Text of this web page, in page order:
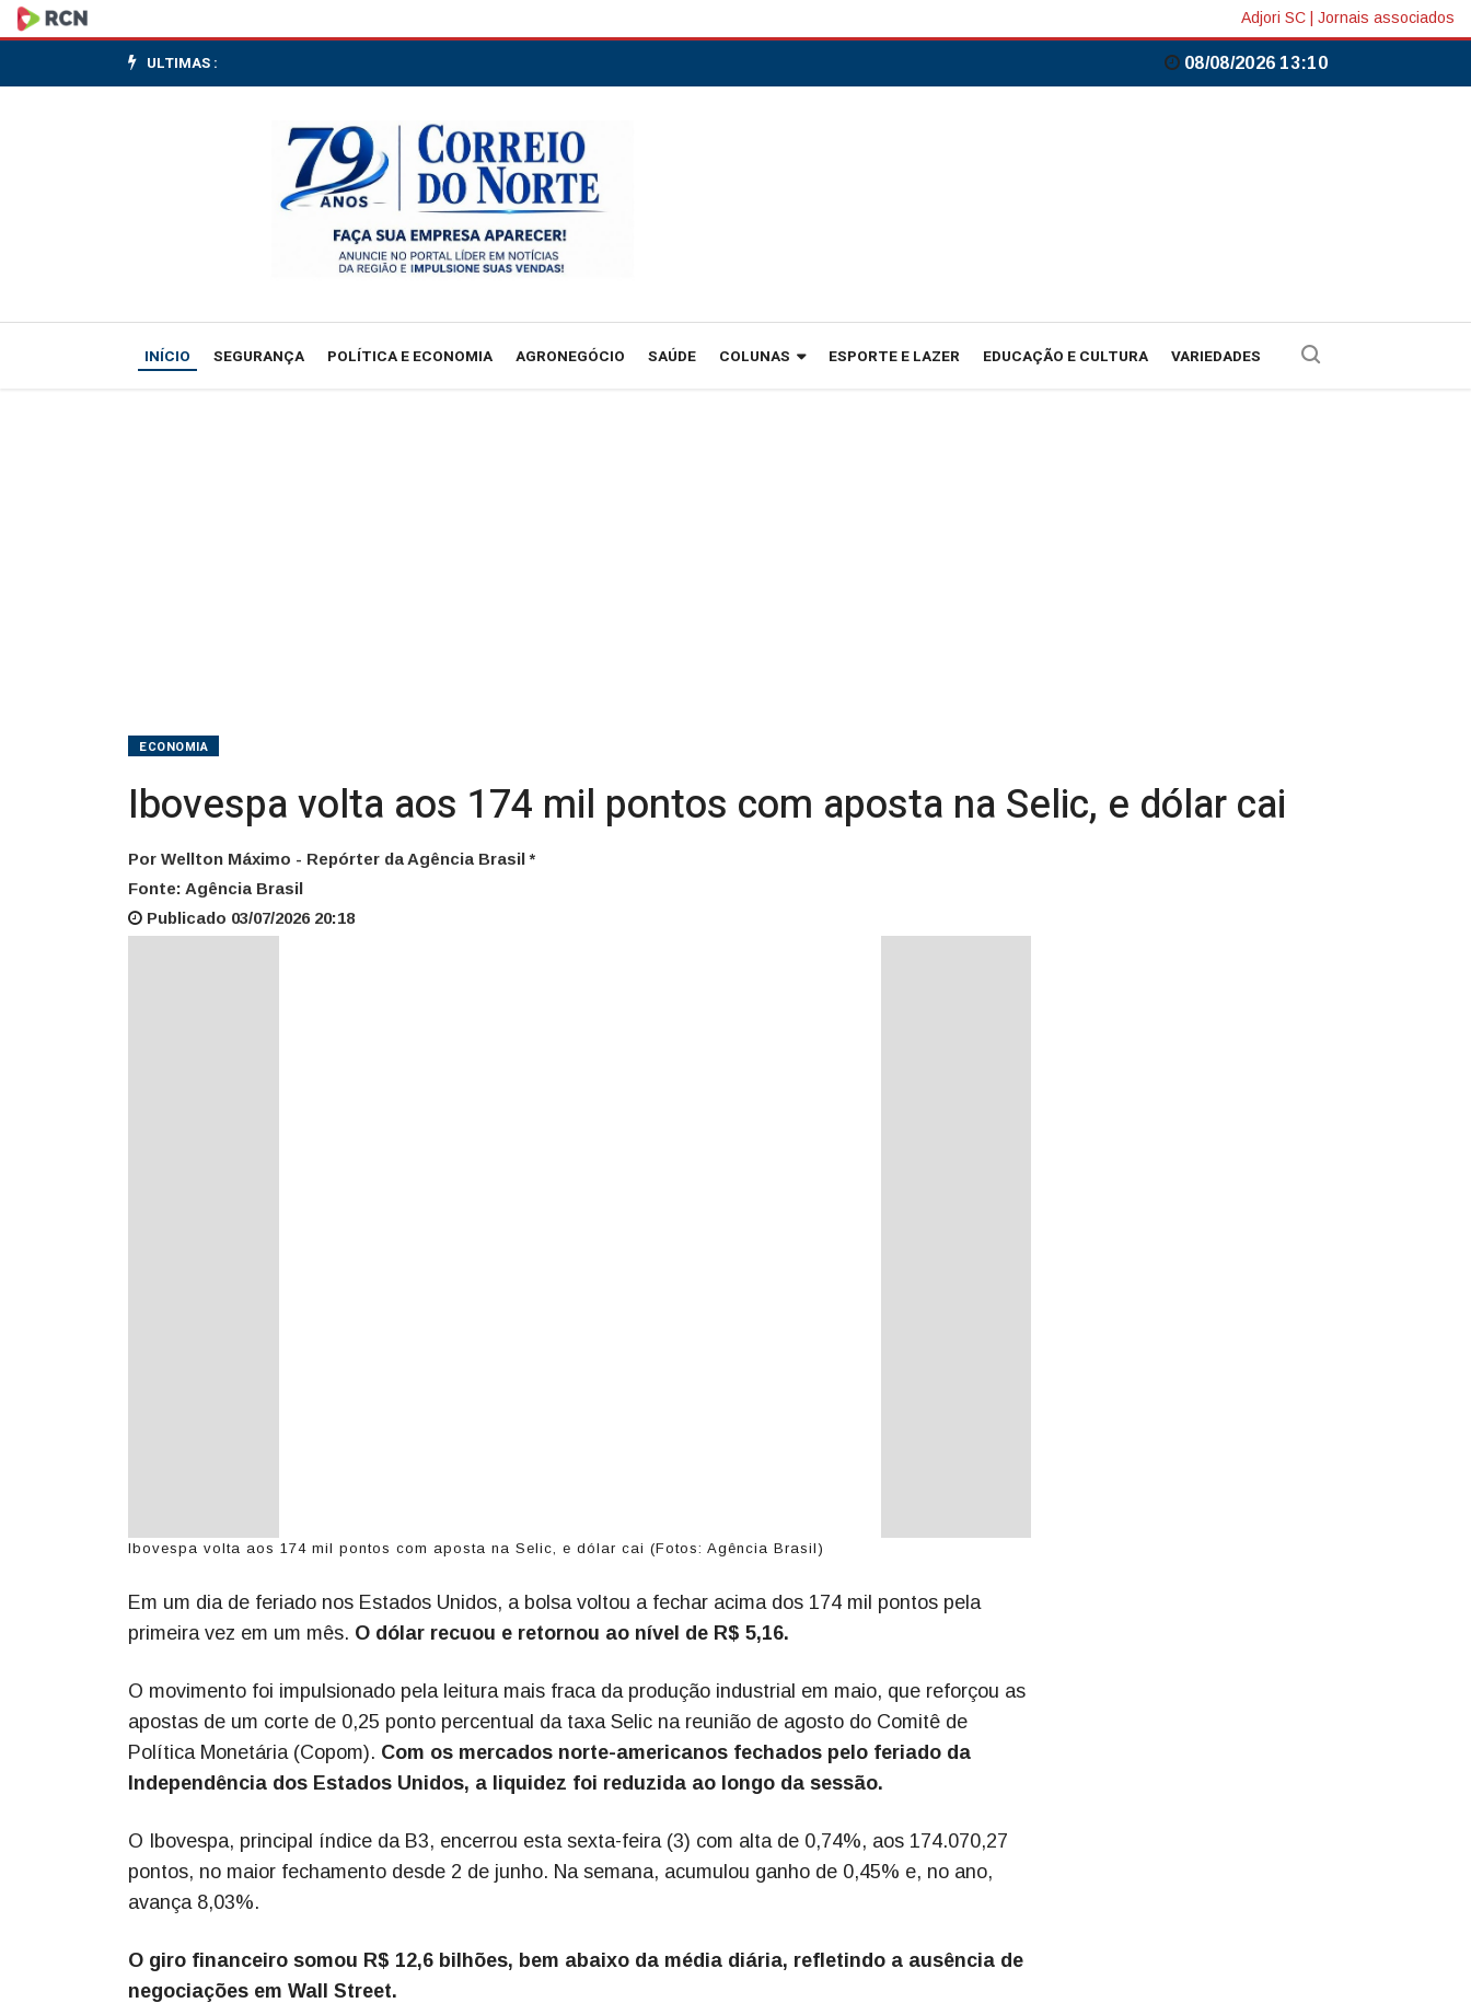
Ibovespa
volta
com
Adjori SC Jornais associados
ULTIMAS : 08/08/2026 13:10
INÍCIO SEGURANÇA POLÍTICA E ECONOMIA AGRONEGÓCIO SAÚDE COLUNAS ESPORTE E LAZER EDUCAÇÃO E CULTURA VARIEDADES
ECONOMIA
Ibovespa volta aos 174 mil pontos com aposta na Selic, e dólar cai
Por Wellton Máximo - Repórter da Agência Brasil *
Fonte: Agência Brasil
Publicado 03/07/2026 20:18
Ibovespa volta aos 174 mil pontos com aposta na Selic, e dólar cai (Fotos: Agência Brasil)
Em um dia de feriado nos Estados Unidos, a bolsa voltou a fechar acima dos 174 mil pontos pela
primeira vez em um mês. O dólar recuou e retornou ao nível de R$ 5,16.
O movimento foi impulsionado pela leitura mais fraca da produção industrial em maio, que reforçou as
apostas de um corte de 0,25 ponto percentual da taxa Selic na reunião de agosto do Comitê de
Política Monetária (Copom). Com os mercados norte-americanos fechados pelo feriado da
Independência dos Estados Unidos, a liquidez foi reduzida ao longo da sessão.
O Ibovespa, principal índice da B3, encerrou esta sexta-feira (3) com alta de 0,74%, aos 174.070,27
pontos, no maior fechamento desde 2 de junho. Na semana, acumulou ganho de 0,45% e, no ano,
avança 8,03%.
O giro financeiro somou R$ 12,6 bilhões, bem abaixo da média diária, refletindo a ausência de
negociações em Wall Street.